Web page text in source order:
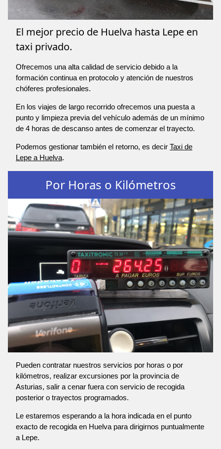
El mejor precio de Huelva hasta Lepe en
taxi privado.
Ofrecemos una alta calidad de servicio debido a la
formación continua en protocolo y atención de nuestros
chóferes profesionales.
En los viajes de largo recorrido ofrecemos una puesta a
punto y limpieza previa del vehículo además de un mínimo
de 4 horas de descanso antes de comenzar el trayecto.
Podemos gestionar también el retorno, es decir Taxi de
Lepe a Huelva.
Por Horas o Kilómetros
Pueden contratar nuestros servicios por horas o por
kilómetros, realizar excursiones por la provincia de
Asturias, salir a cenar fuera con servicio de recogida
posterior o trayectos programados.
Le estaremos esperando a la hora indicada en el punto
exacto de recogida en Huelva para dirigirnos puntualmente
a Lepe.